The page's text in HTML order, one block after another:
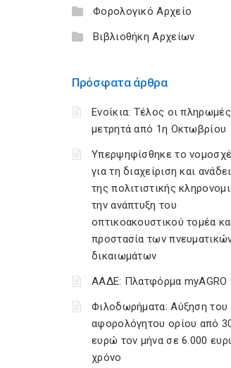
Φορολογικό Αρχείο
Βιβλιοθήκη Αρχείων
Πρόσφατα άρθρα
Ενοίκια: Τέλος οι
μετρητά από 1η Οκτωβρίου
Υπερψηφίσθηκε το
για τη διαχείριση και
της πολιτιστικής
την ανάπτυξη του
οπτικοακουστικού τομέα
προστασία των
δικαιωμάτων
ΑΑΔΕ: Πλατφόρμα myAGRO
Φιλοδωρήματα: Αύξηση του
αφορολόγητου ορίου από
ευρώ τον μήνα σε 6.000
χρόνο